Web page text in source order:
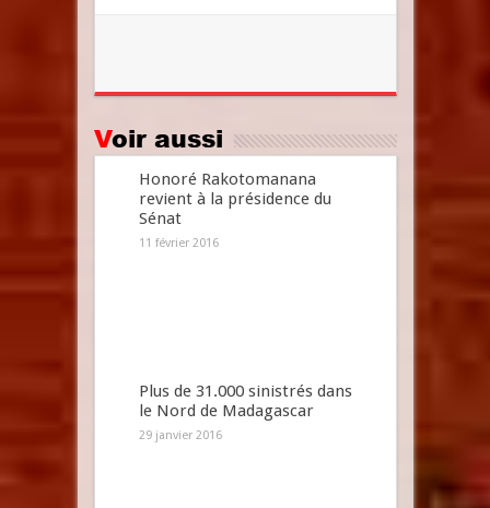
Voir aussi
Honoré Rakotomanana
revient à la présidence du
Sénat
11 février 2016
Plus de 31.000 sinistrés dans
le Nord de Madagascar
29 janvier 2016